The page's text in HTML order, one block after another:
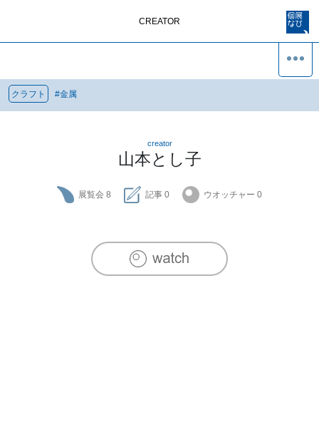
CREATOR
クラフト #金属
creator
山本とし子
展覧会 8 記事 0 ウオッチャー 0